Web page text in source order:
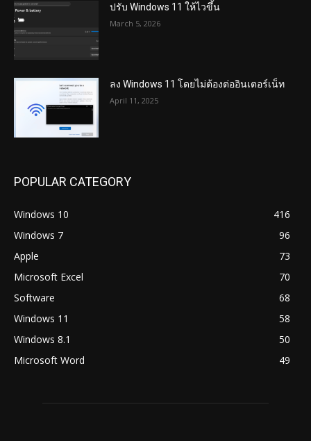
ปรับ Windows 11 ให้ไวขึ้น
March 5, 2026
ลง Windows 11 โดยไม่ต้องต่ออินเตอร์เน็ท
April 11, 2025
POPULAR CATEGORY
Windows 10
416
Windows 7
96
Apple
73
Microsoft Excel
70
Software
68
Windows 11
58
Windows 8.1
50
Microsoft Word
49